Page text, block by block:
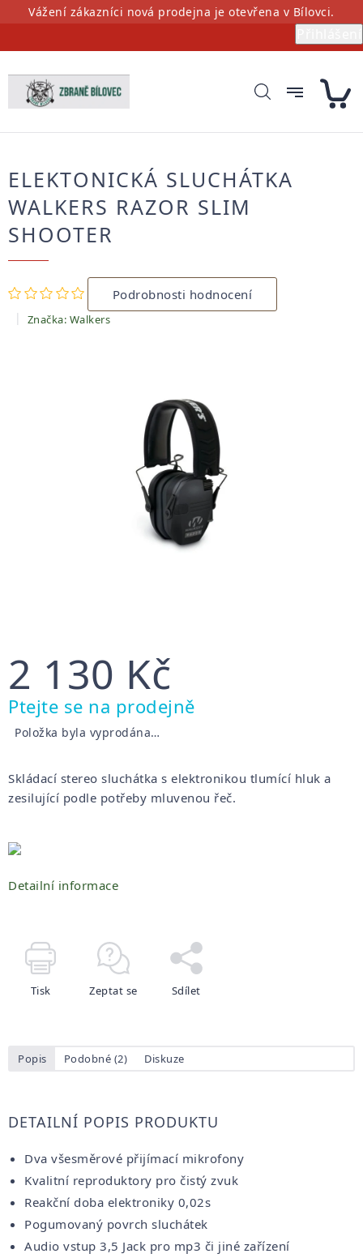
PřejítVážení zákazníci nová prodejna je otevřena v Bílovci.
ELEKTONICKÁ SLUCHÁTKA
WALKERS RAZOR SLIM
SHOOTER
Průměrné
hodnocení
produktu
je
Podrobnosti hodnocení
Značka: Walkers
2 130 Kč
Měrná
cena:
Ptejte se na prodejně
Položka byla vyprodána…
Skládací stereo sluchátka s elektronikou tlumící hluk a
zesilující podle potřeby mluvenou řeč.
Detailní informace
Tisk Zeptat se Sdílet
Popis Podobné (2) Diskuze
DETAILNÍ POPIS PRODUKTU
Dva všesměrové přijímací mikrofony
Kvalitní reproduktory pro čistý zvuk
Reakční doba elektroniky 0,02s
Pogumovaný povrch sluchátek
Audio vstup 3,5 Jack pro mp3 či jiné zařízení